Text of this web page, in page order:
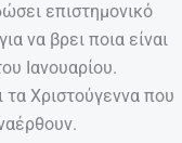
επιστημονικό
να βρει ποια είναι
Ιανουαρίου.
τα Χριστούγεννα που